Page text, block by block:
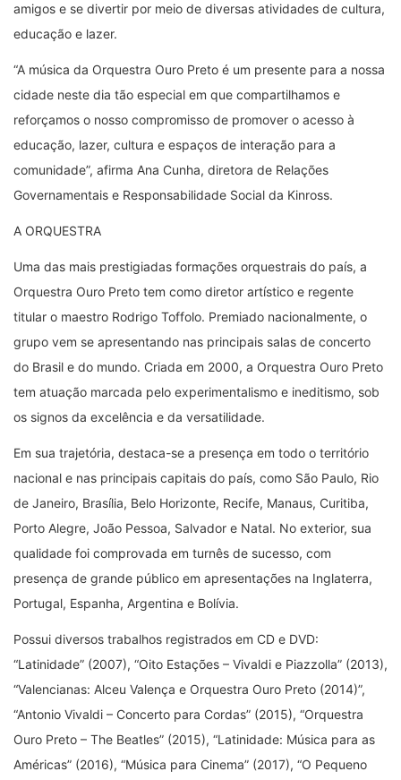
amigos e se divertir por meio de diversas atividades de cultura,
educação e lazer.
“A música da Orquestra Ouro Preto é um presente para a nossa
cidade neste dia tão especial em que compartilhamos e
reforçamos o nosso compromisso de promover o acesso à
educação, lazer, cultura e espaços de interação para a
comunidade”, afirma Ana Cunha, diretora de Relações
Governamentais e Responsabilidade Social da Kinross.
A ORQUESTRA
Uma das mais prestigiadas formações orquestrais do país, a
Orquestra Ouro Preto tem como diretor artístico e regente
titular o maestro Rodrigo Toffolo. Premiado nacionalmente, o
grupo vem se apresentando nas principais salas de concerto
do Brasil e do mundo. Criada em 2000, a Orquestra Ouro Preto
tem atuação marcada pelo experimentalismo e ineditismo, sob
os signos da excelência e da versatilidade.
Em sua trajetória, destaca-se a presença em todo o território
nacional e nas principais capitais do país, como São Paulo, Rio
de Janeiro, Brasília, Belo Horizonte, Recife, Manaus, Curitiba,
Porto Alegre, João Pessoa, Salvador e Natal. No exterior, sua
qualidade foi comprovada em turnês de sucesso, com
presença de grande público em apresentações na Inglaterra,
Portugal, Espanha, Argentina e Bolívia.
Possui diversos trabalhos registrados em CD e DVD:
“Latinidade” (2007), “Oito Estações – Vivaldi e Piazzolla” (2013),
“Valencianas: Alceu Valença e Orquestra Ouro Preto (2014)”,
“Antonio Vivaldi – Concerto para Cordas” (2015), “Orquestra
Ouro Preto – The Beatles” (2015), “Latinidade: Música para as
Américas” (2016), “Música para Cinema” (2017), “O Pequeno